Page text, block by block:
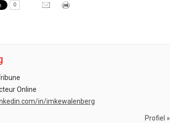
0
Online
in/imkewalenberg
Profiel »